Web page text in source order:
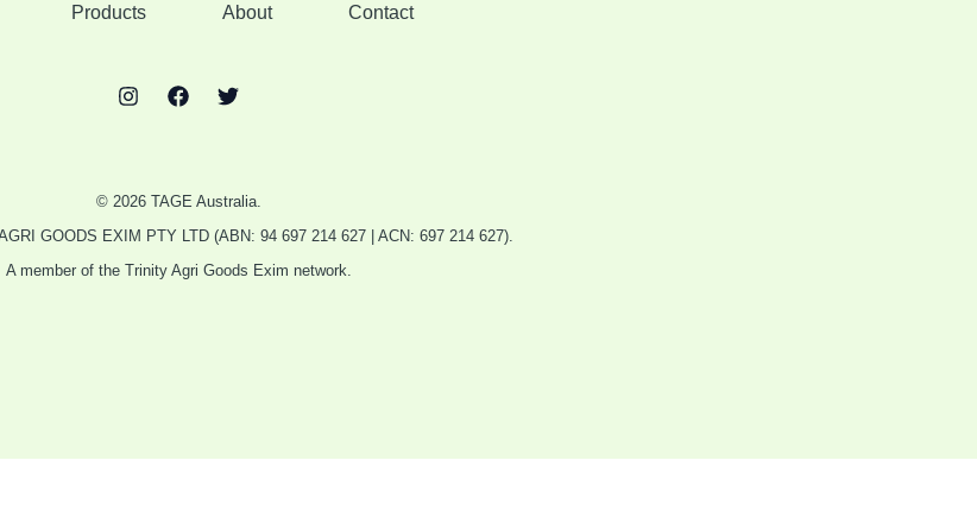
Products About Contact
© 2026 TAGE Australia.
GOODS EXIM PTY LTD (ABN: 94 697 214 627 | ACN: 697 214 627).
A member of the Trinity Agri Goods Exim network.